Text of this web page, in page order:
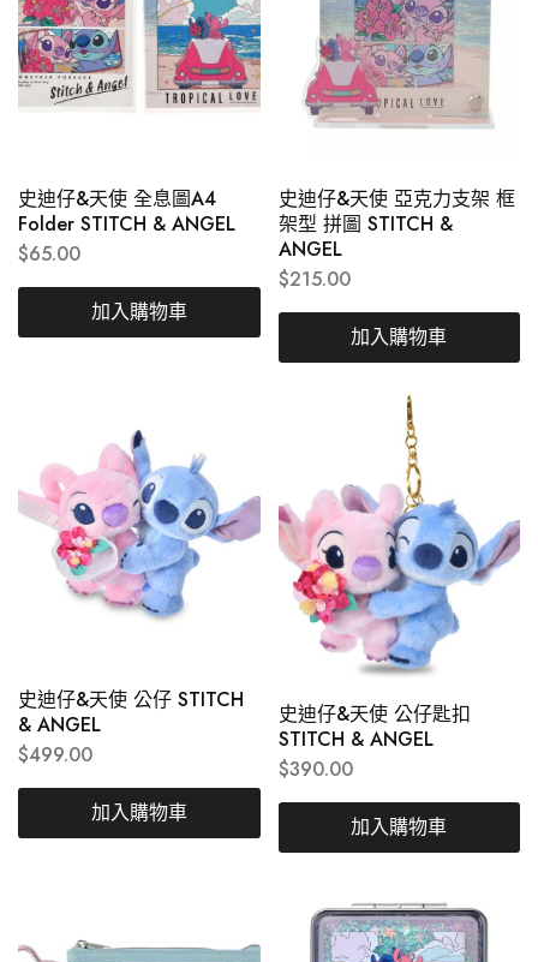
史迪仔&天使 全息圖A4
Folder STITCH & ANGEL
$65.00
加入購物車
史迪仔&天使 亞克力支架 框
架型 拼圖 STITCH &
ANGEL
$215.00
加入購物車
史迪仔&天使 公仔 STITCH
& ANGEL
$499.00
加入購物車
史迪仔&天使 公仔匙扣
STITCH & ANGEL
$390.00
加入購物車